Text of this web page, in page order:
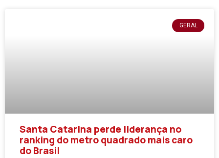
GERAL
Santa Catarina perde liderança no
ranking do metro quadrado mais caro
do Brasil